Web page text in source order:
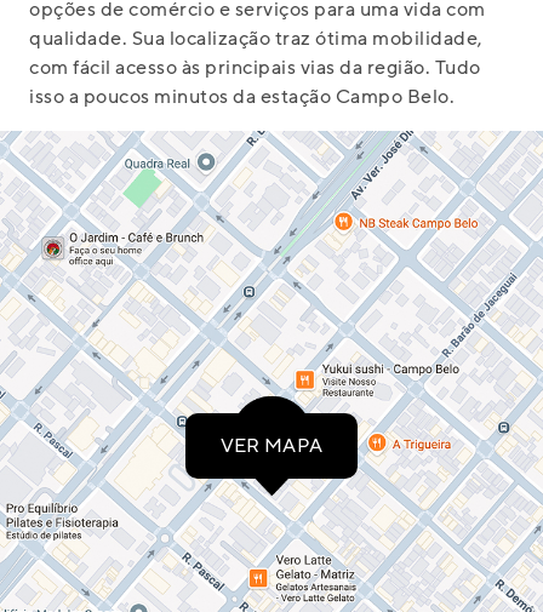
opções de comércio e serviços para uma vida com
qualidade. Sua localização traz ótima mobilidade,
com fácil acesso às principais vias da região. Tudo
isso a poucos minutos da estação Campo Belo.
VER MAPA